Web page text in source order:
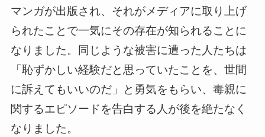
マンガが出版され、それがメディアに取り上げ
られたことで一気にその存在が知られることに
なりました。同じような被害に遭った人たちは
「恥ずかしい経験だと思っていたことを、世間
に訴えてもいいのだ」と勇気をもらい、毒親に
関するエピソードを告白する人が後を絶たなく
なりました。